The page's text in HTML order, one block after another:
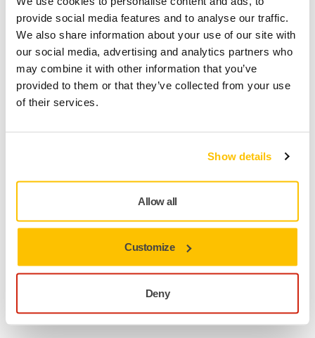
provide social media features and to analyse our traffic.
We also share information about your use of our site with
our social media, advertising and analytics partners who
may combine it with other information that you’ve
provided to them or that they’ve collected from your use
of their services.
Show details
Allow all
Customize
Deny
Monipuolisuus: Tehokas kuivahionta kahdeksassa
karkeudessa, laaja valikoima karkeuksia 400-2000
monenlaisiin hiontasovelluksiin
käyriin ja muotoihin tasaisen, ja sileän hionnan saamiseksi
Ehkäisee tukkeutumista: pölynpoistokuvio estää
tukkeutumisen ja luo puhtaamman työtilan
optimoivat suorituskyvyn ja takaavat pitkän käyttöiän
vaativilla pinnoilla